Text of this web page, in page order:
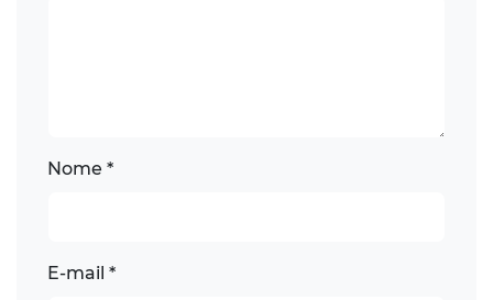
Nome *
E-mail *